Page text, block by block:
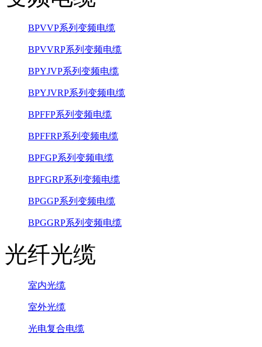
BPVVP系列变频电缆
BPVVRP系列变频电缆
BPYJVP系列变频电缆
BPYJVRP系列变频电缆
BPFFP系列变频电缆
BPFFRP系列变频电缆
BPFGP系列变频电缆
BPFGRP系列变频电缆
BPGGP系列变频电缆
BPGGRP系列变频电缆
光纤光缆
室内光缆
室外光缆
光电复合电缆